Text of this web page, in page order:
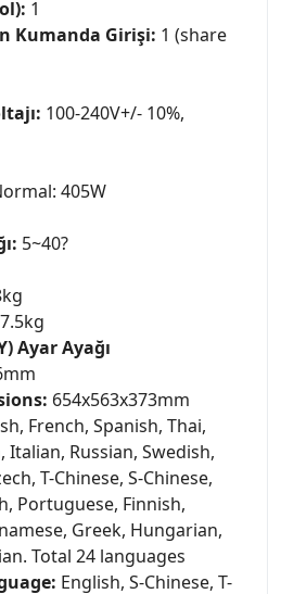
1
Kumanda Girişi: 1 (share
100-240V+/- 10%,
405W
5~40?
Ayar Ayağı
654x563x373mm
French, Spanish, Thai,
Italian, Russian, Swedish,
T-Chinese, S-Chinese,
Portuguese, Finnish,
Greek, Hungarian,
Total 24 languages
English, S-Chinese, T-